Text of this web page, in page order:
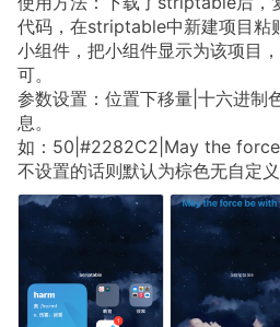
代码，在striptable中新建项目粘
小组件，把小组件显示为该项目
可。
参数设置：位置下移量|十六进制
息。
如：50|#2282C2|May the
不设置的话则默认为棕色无自定